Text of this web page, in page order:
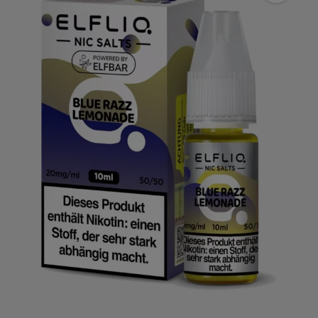
der Suche nach einem intensiven Geschmackserlebnis sind.
Die süßen Aromen werden deine Geschmacksknospen
verwöhnen und dir ein angenehmes Dampfen ermöglichen.